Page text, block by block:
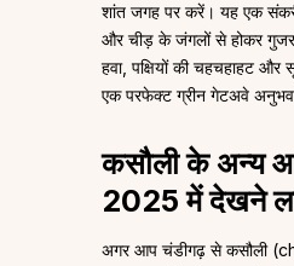
शांत जगह पर करें। यह एक
और चीड़ के जंगलों से होकर
हवा, पक्षियों की चहचहाहट
एक परफेक्ट ग्रीन गेटअवे अनुभव
कसौली के अन्य
2025 में देखने
अगर आप चंडीगढ़ से कसौली